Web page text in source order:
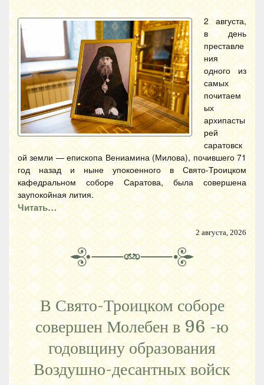
2 августа,
в день
преставле
ния
одного из
самых
почитаем
ых
архипасты
рей
саратовск
ой земли — епископа Вениамина (Милова), почившего 71
год назад и ныне упокоенного в Свято-Троицком
кафедральном соборе Саратова, была совершена
заупокойная лития.
Читать…
2 августа, 2026
В Свято-Троицком соборе
совершен Молебен в 96 -ю
годовщину образования
Воздушно-десантных войск